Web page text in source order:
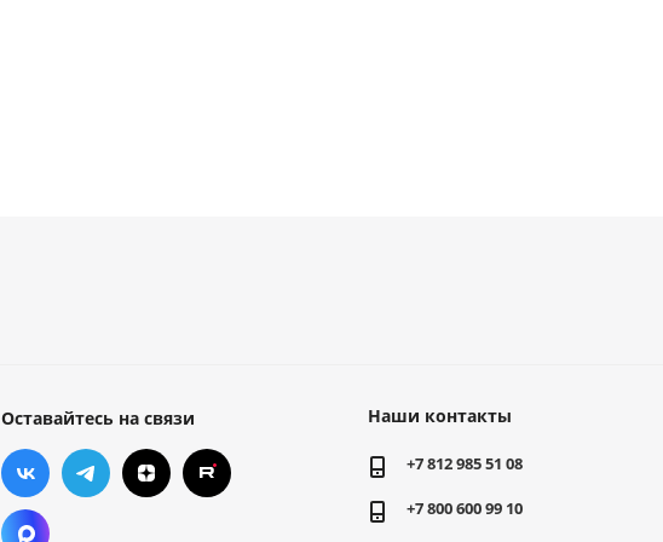
Оставайтесь на связи Наши контакты
+7 812 985 51 08
+7 800 600 99 10